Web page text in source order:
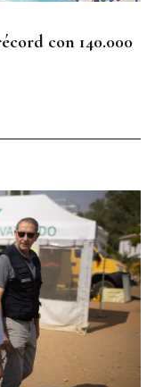
con 140.000
como presunto